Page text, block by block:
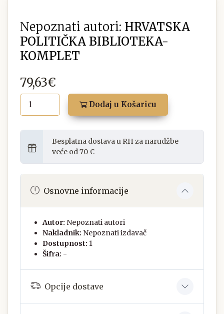
Nepoznati autori: HRVATSKA
POLITIČKA BIBLIOTEKA-
KOMPLET
79,63€
Dodaj u Košaricu
Besplatna dostava u RH za narudžbe
veće od 70 €
Osnovne informacije
Autor: Nepoznati autori
Nakladnik: Nepoznati izdavač
Dostupnost: 1
Šifra: -
Opcije dostave